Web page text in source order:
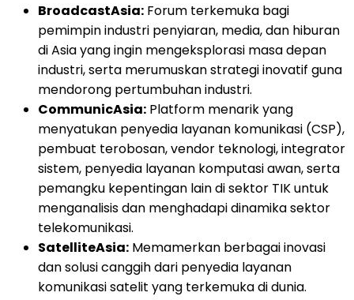
BroadcastAsia: Forum terkemuka bagi
pemimpin industri penyiaran, media, dan hiburan
di Asia yang ingin mengeksplorasi masa depan
industri, serta merumuskan strategi inovatif guna
mendorong pertumbuhan industri.
CommunicAsia: Platform menarik yang
menyatukan penyedia layanan komunikasi (CSP),
pembuat terobosan, vendor teknologi, integrator
sistem, penyedia layanan komputasi awan, serta
pemangku kepentingan lain di sektor TIK untuk
menganalisis dan menghadapi dinamika sektor
telekomunikasi.
SatelliteAsia: Memamerkan berbagai inovasi
dan solusi canggih dari penyedia layanan
komunikasi satelit yang terkemuka di dunia.